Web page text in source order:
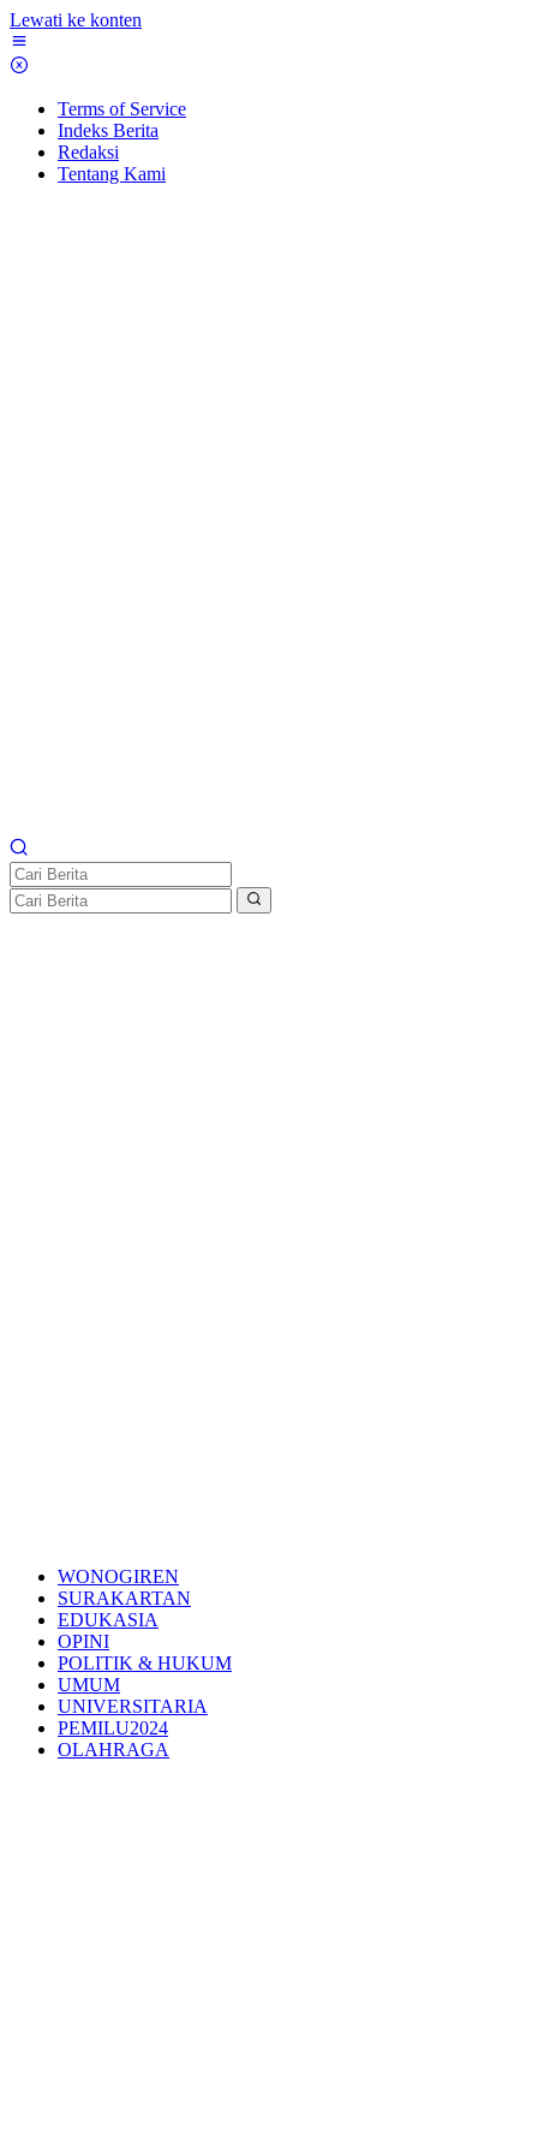
Lewati ke konten
Terms of Service
Indeks Berita
Redaksi
Tentang Kami
WONOGIREN
SURAKARTAN
EDUKASIA
OPINI
POLITIK & HUKUM
UMUM
UNIVERSITARIA
PEMILU2024
OLAHRAGA